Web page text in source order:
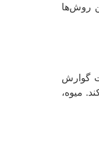
روش‌ها
گوارش
میوه،